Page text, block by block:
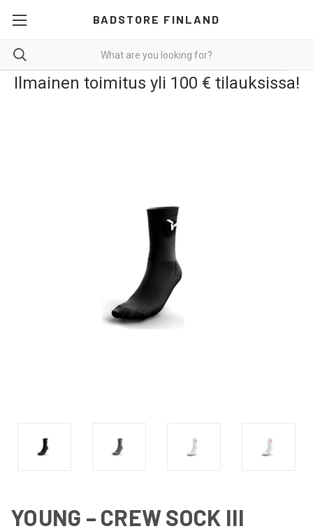
BADSTORE FINLAND
Ilmainen toimitus yli 100 € tilauksissa!
YOUNG – CREW SOCK III